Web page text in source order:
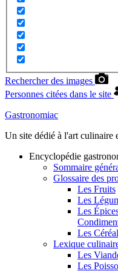
Rechercher des images
Personnes citées dans le site
Gastronomiac
Un site dédié à l'art culinaire
Encyclopédie
Sommaire
Glossaire des
Les Fruits
Les
Les
Les
Lexique
Les
Les